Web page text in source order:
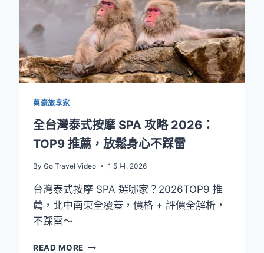
萬豪旅享家
全台灣泰式按摩 SPA 攻略 2026：
TOP9 推薦，放鬆身心不踩雷
By Go Travel Video 1 5 月, 2026
台灣泰式按摩 SPA 選哪家？2026TOP9 推
薦，北中南東全覆蓋，價格 + 評價全解析，
不踩雷～
READ MORE